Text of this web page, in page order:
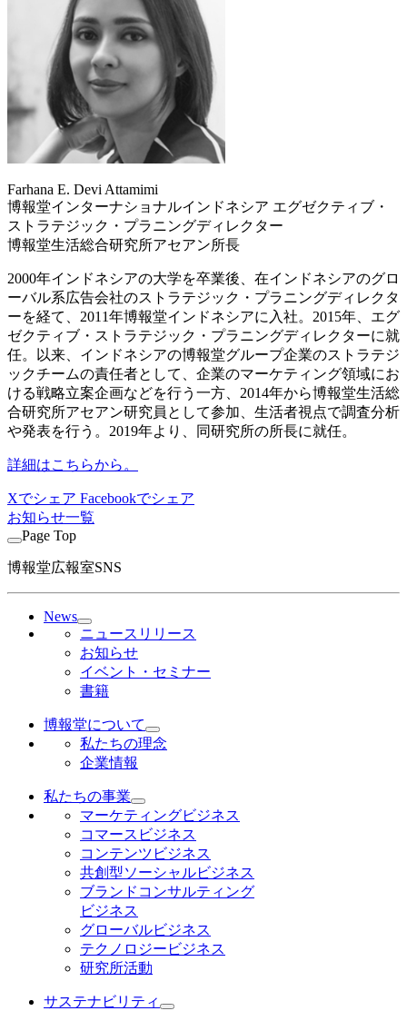
Farhana E. Devi Attamimi
博報堂インターナショナルインドネシア エグゼクティブ・
ストラテジック・プラニングディレクター
博報堂生活総合研究所アセアン所長
2000年インドネシアの大学を卒業後、在インドネシアのグロ
ーバル系広告会社のストラテジック・プラニングディレクタ
ーを経て、2011年博報堂インドネシアに入社。2015年、エグ
ゼクティブ・ストラテジック・プラニングディレクターに就
任。以来、インドネシアの博報堂グループ企業のストラテジ
ックチームの責任者として、企業のマーケティング領域にお
ける戦略立案企画などを行う一方、2014年から博報堂生活総
合研究所アセアン研究員として参加、生活者視点で調査分析
や発表を行う。2019年より、同研究所の所長に就任。
詳細はこちらから。
Xでシェア Facebookでシェア
お知らせ一覧
Page Top
博報堂広報室SNS
News
ニュースリリース
お知らせ
イベント・セミナー
書籍
博報堂について
私たちの理念
企業情報
私たちの事業
マーケティングビジネス
コマースビジネス
コンテンツビジネス
共創型ソーシャルビジネス
ブランドコンサルティング
ビジネス
グローバルビジネス
テクノロジービジネス
研究所活動
サステナビリティ